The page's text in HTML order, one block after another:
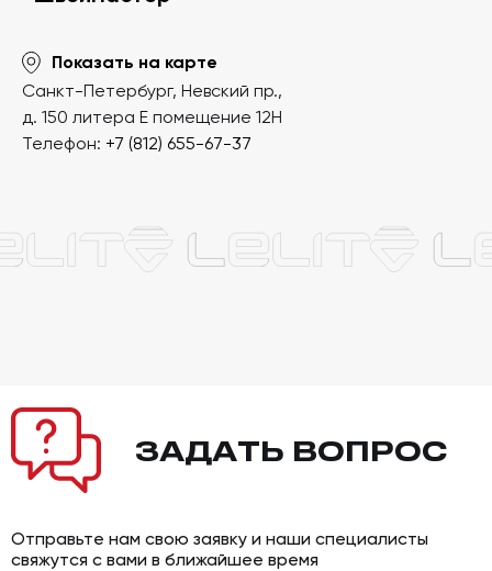
Показать на карте
Санкт-Петербург, Невский пр.,
д. 150 литера Е помещение 12Н
Телефон: +7 (812) 655-67-37
ЗАДАТЬ ВОПРОС
Отправьте нам свою заявку и наши специалисты
свяжутся с вами в ближайшее время